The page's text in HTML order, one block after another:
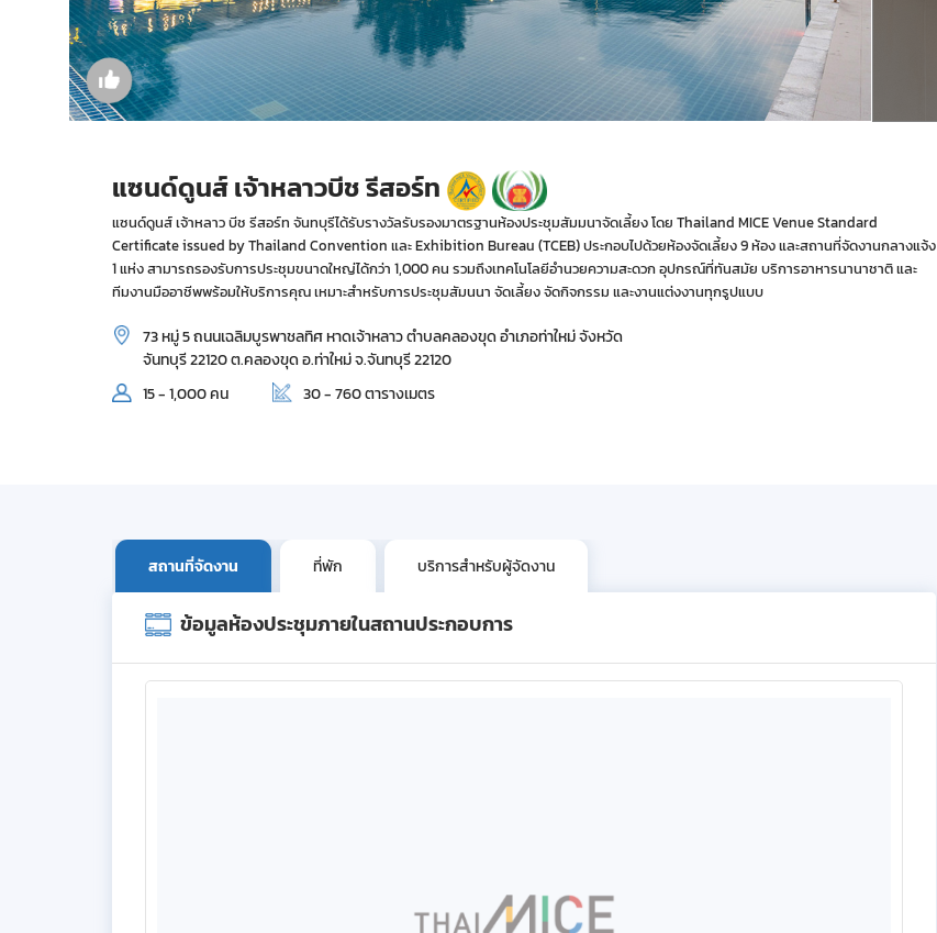
แซนด์ดูนส์ เจ้าหลาวบีช รีสอร์ท
แซนด์ดูนส์ เจ้าหลาว บีช รีสอร์ท จันทบุรีได้รับรางวัลรับรองมาตรฐานห้องประชุมสัมมนาจัดเลี้ยง โดย Thailand MICE Venue Standard
Certificate issued by Thailand Convention และ Exhibition Bureau (TCEB) ประกอบไปด้วยห้องจัดเลี้ยง 9 ห้อง และสถานที่จัดงานกลางแจ้ง
1 แห่ง สามารถรองรับการประชุมขนาดใหญ่ได้กว่า 1,000 คน รวมถึงเทคโนโลยีอำนวยความสะดวก อุปกรณ์ที่ทันสมัย บริการอาหารนานาชาติ และ
ทีมงานมืออาชีพพร้อมให้บริการคุณ เหมาะสำหรับการประชุมสัมนนา จัดเลี้ยง จัดกิจกรรม และงานแต่งงานทุกรูปแบบ
73 หมู่ 5 ถนนเฉลิมบูรพาชลทิศ หาดเจ้าหลาว ตำบลคลองขุด อำเภอท่าใหม่ จังหวัด
จันทบุรี 22120 ต.คลองขุด อ.ท่าใหม่ จ.จันทบุรี 22120
15 - 1,000 คน
30 - 760 ตารางเมตร
สถานที่จัดงาน ที่พัก บริการสำหรับผู้จัดงาน
ข้อมูลห้องประชุมภายในสถานประกอบการ